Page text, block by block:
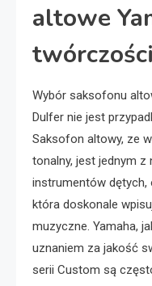
altowe
Wybór saksofonu
Dulfer nie jest
Saksofon altowy, ze
tonalny, jest jednym z
instrumentów
która doskonale
muzyczne. Yamaha,
uznaniem za jakość
serii Custom są